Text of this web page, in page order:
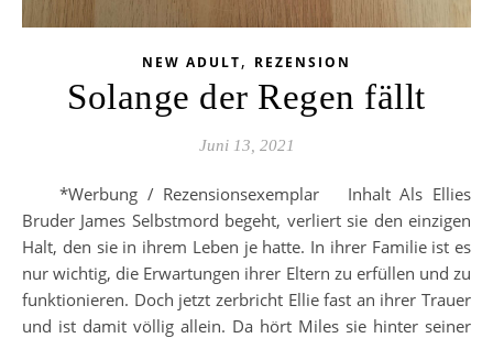
NEW ADULT, REZENSION
Solange der Regen fällt
Juni 13, 2021
*Werbung / Rezensionsexemplar Inhalt Als Ellies
Bruder James Selbstmord begeht, verliert sie den einzigen
Halt, den sie in ihrem Leben je hatte. In ihrer Familie ist es
nur wichtig, die Erwartungen ihrer Eltern zu erfüllen und zu
funktionieren. Doch jetzt zerbricht Ellie fast an ihrer Trauer
und ist damit völlig allein. Da hört Miles sie hinter seiner